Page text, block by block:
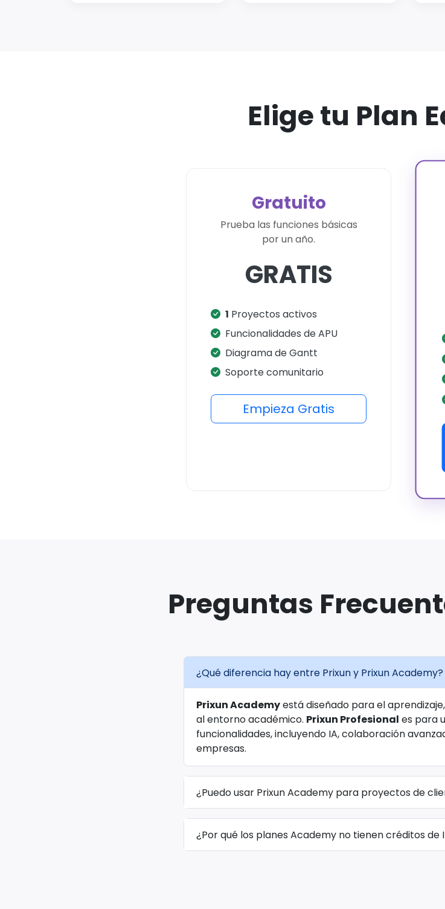
Elige tu Plan
Gratuito
Prueba las funciones básicas
por un año.
GRATIS
1 Proyectos activos
Funcionalidades de APU
Diagrama de Gantt
Soporte comunitario
Empieza Gratis
Preguntas
¿Qué diferencia hay entre Prixun y Prixun Academy?
Prixun Academyestá diseñado para el
al entorno académico. Prixun Profesional es para
funcionalidades, incluyendo IA, colaboración
empresas.
¿Puedo usar Prixun Academy para proyectos de
¿Por qué los planes Academy no tienen créditos de